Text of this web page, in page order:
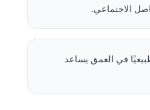
الاجتماعي.
في العمق يساعد